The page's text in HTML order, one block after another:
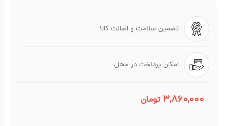
تضمین سلامت و اصالت کالا
امکان پرداخت در محل
۳,۸۶۰,۰۰۰ تومان